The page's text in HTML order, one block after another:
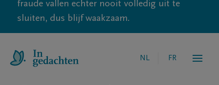
fraude vallen echter nooit volledig uit te
sluiten, dus blijf waakzaam.
NL FR